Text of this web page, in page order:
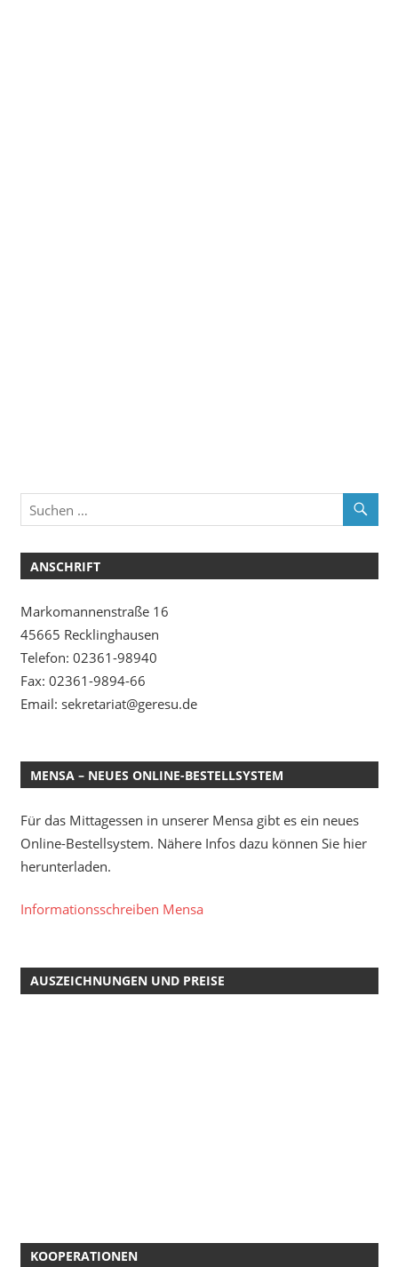
ANSCHRIFT
Markomannenstraße 16
45665 Recklinghausen
Telefon: 02361-98940
Fax: 02361-9894-66
Email: sekretariat@geresu.de
MENSA – NEUES ONLINE-BESTELLSYSTEM
Für das Mittagessen in unserer Mensa gibt es ein neues
Online-Bestellsystem. Nähere Infos dazu können Sie hier
herunterladen.
Informationsschreiben Mensa
AUSZEICHNUNGEN UND PREISE
KOOPERATIONEN